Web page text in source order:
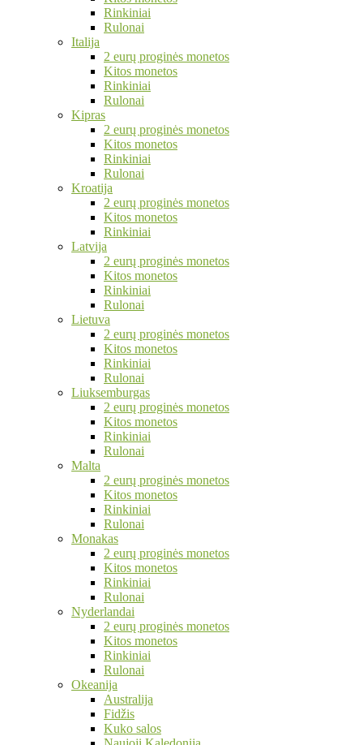
Rinkiniai
Rulonai
Italija
2 eurų proginės monetos
Kitos monetos
Rinkiniai
Rulonai
Kipras
2 eurų proginės monetos
Kitos monetos
Rinkiniai
Rulonai
Kroatija
2 eurų proginės monetos
Kitos monetos
Rinkiniai
Latvija
2 eurų proginės monetos
Kitos monetos
Rinkiniai
Rulonai
Lietuva
2 eurų proginės monetos
Kitos monetos
Rinkiniai
Rulonai
Liuksemburgas
2 eurų proginės monetos
Kitos monetos
Rinkiniai
Rulonai
Malta
2 eurų proginės monetos
Kitos monetos
Rinkiniai
Rulonai
Monakas
2 eurų proginės monetos
Kitos monetos
Rinkiniai
Rulonai
Nyderlandai
2 eurų proginės monetos
Kitos monetos
Rinkiniai
Rulonai
Okeanija
Australija
Fidžis
Kuko salos